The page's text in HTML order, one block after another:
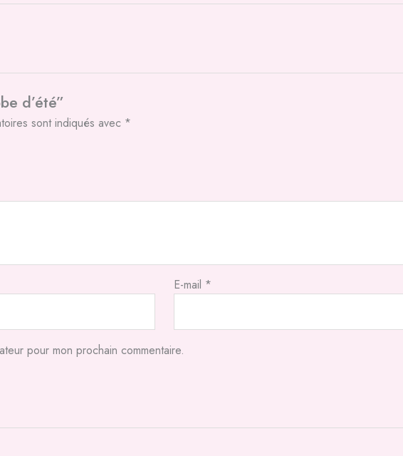
d’été”
sont indiqués avec *
E-mail *
pour mon prochain commentaire.